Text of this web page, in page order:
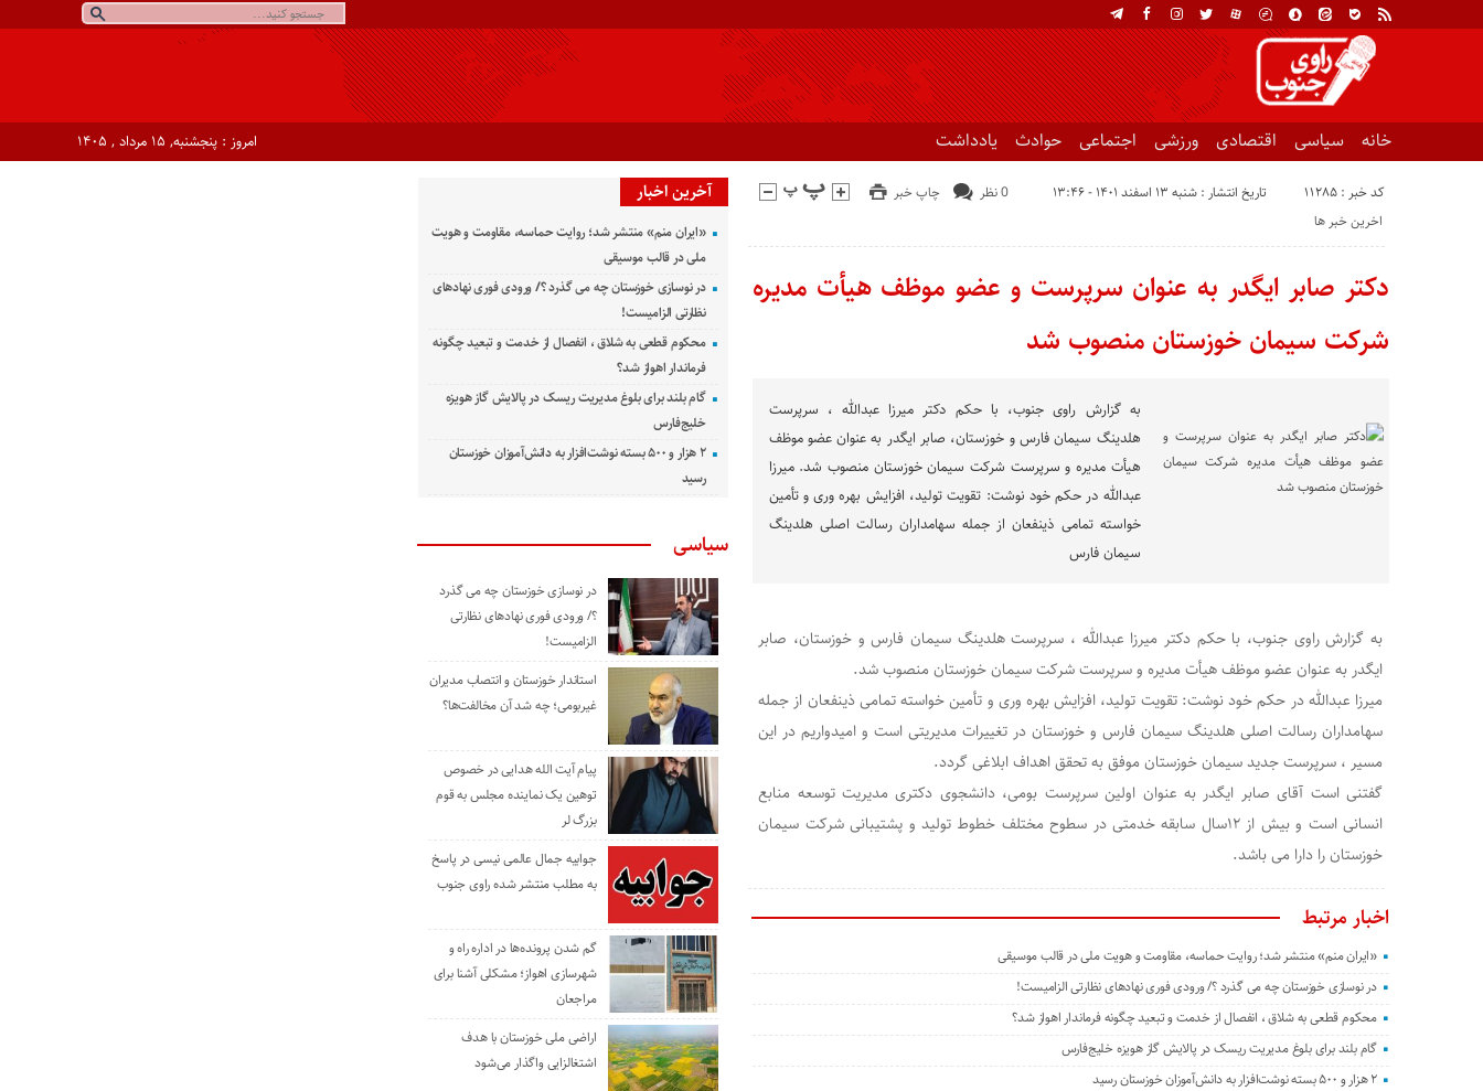
خانه سیاسی اقتصادی ورزشی اجتماعی حوادث یادداشت امروز : پنجشنبه, ۱۵ مرداد , ۱۴۰۵
کد خبر : 11285 تاریخ انتشار : شنبه ۱۳ اسفند ۱۴۰۱ - ۱۳:۴۶ چاپ خبر
0 نظر
اخرین خبر ها
دکتر صابر ایگدر به عنوان سرپرست و عضو موظف هیأت مدیره
شرکت سیمان خوزستان منصوب شد
به گزارش راوی جنوب، با حکم دکتر میرزا عبدالله ، سرپرست
هلدینگ سیمان فارس و خوزستان، صابر ایگدر به عنوان عضو موظف
هیأت مدیره و سرپرست شرکت سیمان خوزستان منصوب شد. میرزا
عبدالله در حکم خود نوشت: تقویت تولید، افزایش بهره وری و تأمین
خواسته تمامی ذینفعان از جمله سهامداران رسالت اصلی هلدینگ
سیمان فارس
به گزارش راوی جنوب، با حکم دکتر میرزا عبدالله ، سرپرست هلدینگ سیمان فارس و خوزستان، صابر
ایگدر به عنوان عضو موظف هیأت مدیره و سرپرست شرکت سیمان خوزستان منصوب شد.
میرزا عبدالله در حکم خود نوشت: تقویت تولید، افزایش بهره وری و تأمین خواسته تمامی ذینفعان از جمله
سهامداران رسالت اصلی هلدینگ سیمان فارس و خوزستان در تغییرات مدیریتی است و امیدواریم در این
مسیر ، سرپرست جدید سیمان خوزستان موفق به تحقق اهداف ابلاغی گردد.
گفتنی است آقای صابر ایگدر به عنوان اولین سرپرست بومی، دانشجوی دکتری مدیریت توسعه منابع
انسانی است و بیش از ۱۲سال سابقه خدمتی در سطوح مختلف خطوط تولید و پشتیبانی شرکت سیمان
خوزستان را دارا می باشد.
اخبار مرتبط
«ایران منم» منتشر شد؛ روایت حماسه، مقاومت و هویت ملی در قالب موسیقی
در نوسازی خوزستان چه می گذرد ؟/ ورودی فوری نهادهای نظارتی الزامیست!
محکوم قطعی به شلاق ، انفصال از خدمت و تبعید چگونه فرماندار اهواز شد؟
گام بلند برای بلوغ مدیریت ریسک در پالایش گاز هویزه خلیج‌فارس
۲ هزار و ۵۰۰ بسته نوشت‌افزار به دانش‌آموزان خوزستان رسید
آخرین اخبار
«ایران منم» منتشر شد؛ روایت حماسه، مقاومت و هویت
ملی در قالب موسیقی
در نوسازی خوزستان چه می گذرد ؟/ ورودی فوری نهادهای
نظارتی الزامیست!
محکوم قطعی به شلاق ، انفصال از خدمت و تبعید چگونه
فرماندار اهواز شد؟
گام بلند برای بلوغ مدیریت ریسک در پالایش گاز هویزه
خلیج‌فارس
۲ هزار و ۵۰۰ بسته نوشت‌افزار به دانش‌آموزان خوزستان
رسید
سیاسی
در نوسازی خوزستان چه می گذرد
؟/ ورودی فوری نهادهای نظارتی
الزامیست!
استاندار خوزستان و انتصاب مدیران
غیربومی؛ چه شد آن مخالفت‌ها؟
پیام آیت الله هدایی در خصوص
توهین یک نماینده مجلس به قوم
بزرگ لر
جوابیه جمال عالمی نیسی در پاسخ
به مطلب منتشر شده راوی جنوب
گم شدن پرونده‌ها در اداره راه و
شهرسازی اهواز؛ مشکلی آشنا برای
مراجعان
اراضی ملی خوزستان با هدف
اشتغالزایی واگذار می‌شود